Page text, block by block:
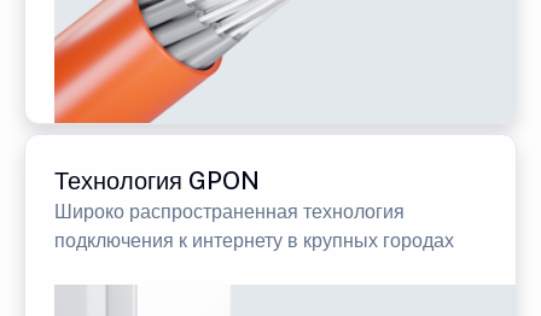
Технология GPON
Широко распространенная технология
подключения к интернету в крупных городах